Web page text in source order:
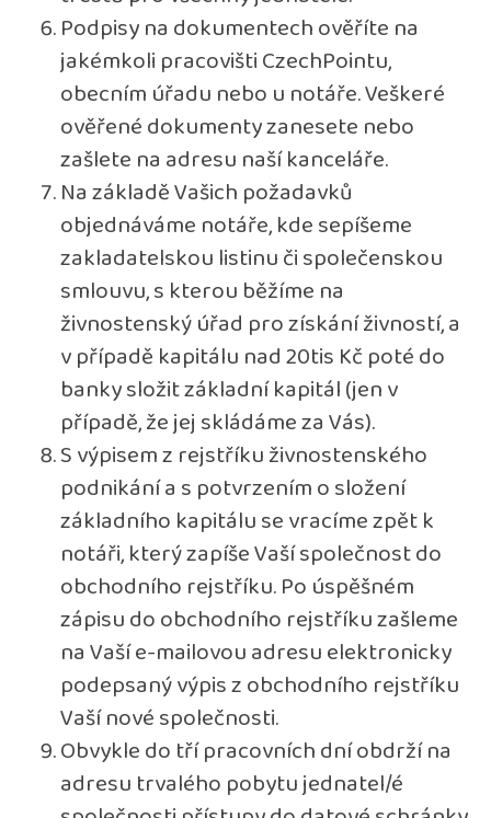
Podpisy na dokumentech ověříte na
jakémkoli pracovišti CzechPointu,
obecním úřadu nebo u notáře. Veškeré
ověřené dokumenty zanesete nebo
zašlete na adresu naší kanceláře.
Na základě Vašich požadavků
objednáváme notáře, kde sepíšeme
zakladatelskou listinu či společenskou
smlouvu, s kterou běžíme na
živnostenský úřad pro získání živností, a
v případě kapitálu nad 20tis Kč poté do
banky složit základní kapitál (jen v
případě, že jej skládáme za Vás).
S výpisem z rejstříku živnostenského
podnikání a s potvrzením o složení
základního kapitálu se vracíme zpět k
notáři, který zapíše Vaší společnost do
obchodního rejstříku. Po úspěšném
zápisu do obchodního rejstříku zašleme
na Vaší e-mailovou adresu elektronicky
podepsaný výpis z obchodního rejstříku
Vaší nové společnosti.
Obvykle do tří pracovních dní obdrží na
adresu trvalého pobytu jednatel/é